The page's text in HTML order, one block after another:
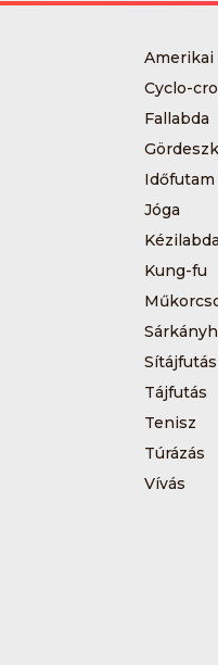
Amerikai
Cyclo-
Fallabda
Jóga
Kézilabda
Kung-fu
Sítájfutás
Tájfutás
Tenisz
Túrázás
Vívás